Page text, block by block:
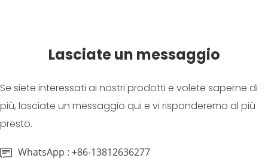
Lasciate un messaggio
Se siete interessati ai nostri prodotti e volete saperne di
più, lasciate un messaggio qui e vi risponderemo al più
presto.
WhatsApp : +86-13812636277